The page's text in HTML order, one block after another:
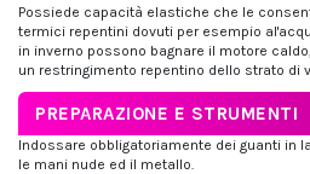
Possiede capacità elastiche che le
termici repentini dovuti per esempio
in inverno possono bagnare il motore
un restringimento repentino dello strato di
PREPARAZIONE E STRUMENTI
Indossare obbligatoriamente dei guanti in
le mani nude ed il metallo.